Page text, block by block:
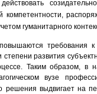
компетентности,
гуманитарного
аются требования
степени развития
Таким образом,
вузе
решения выдвигает на